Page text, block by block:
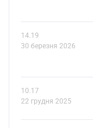
14.19
30 березня 2026
10.17
22 грудня 2025